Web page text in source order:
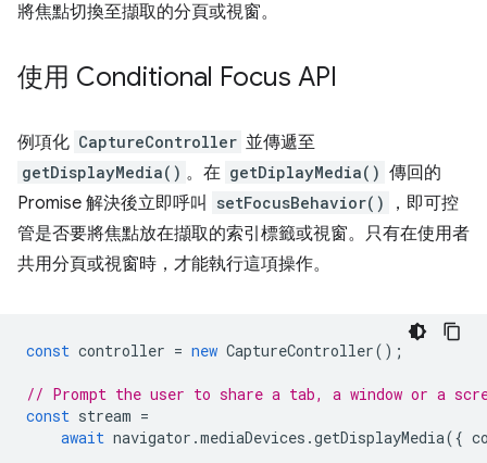
將焦點切換至擷取的分頁或視窗。
使用 Conditional Focus API
例項化 CaptureController 並傳遞至
getDisplayMedia() 。在 getDiplayMedia() 傳回的
Promise 解決後立即呼叫
setFocusBehavior()
，即可控
管是否要將焦點放在擷取的索引標籤或視窗。只有在使用者
共用分頁或視窗時，才能執行這項操作。
const controller = new CaptureController();
// Prompt the user to share a tab, a window or a
const stream =
await navigator .mediaDevices .getDisplayMedia({